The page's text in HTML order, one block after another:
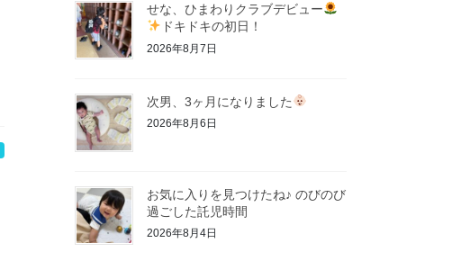
せな、ひまわりクラブデビュー
ドキドキの初日！
2026年8月7日
次男、3ヶ月になりました
2026年8月6日
お気に入りを見つけたね♪ のびのび
過ごした託児時間
2026年8月4日